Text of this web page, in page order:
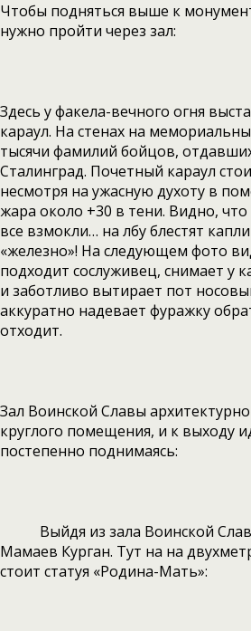
Чтобы подняться выше к
нужно пройти через зал:
Здесь у факела-вечного огня
караул. На стенах на
тысячи фамилий бойцов,
Сталинград. Почетный караул
несмотря на ужасную духоту в
жара около +30 в тени. Видно,
все взмокли… на лбу блестят
«железно»! На следующем фото
подходит сослуживец, снимает у
и заботливо вытирает пот
аккуратно надевает фуражку
отходит.
Зал Воинской Славы
круглого помещения, и к выходу
постепенно поднимаясь:
Выйдя из зала Воинской
Мамаев Курган. Тут на на
стоит статуя «Родина-Мать»: